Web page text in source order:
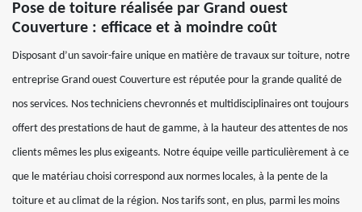
Pose de toiture réalisée par Grand ouest
Couverture : efficace et à moindre coût
Disposant d’un savoir-faire unique en matière de travaux sur toiture, notre
entreprise Grand ouest Couverture est réputée pour la grande qualité de
nos services. Nos techniciens chevronnés et multidisciplinaires ont toujours
offert des prestations de haut de gamme, à la hauteur des attentes de nos
clients mêmes les plus exigeants. Notre équipe veille particulièrement à ce
que le matériau choisi correspond aux normes locales, à la pente de la
toiture et au climat de la région. Nos tarifs sont, en plus, parmi les moins